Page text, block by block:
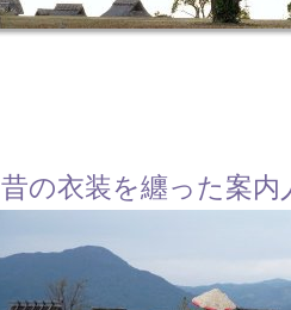
昔の衣装を纏った案